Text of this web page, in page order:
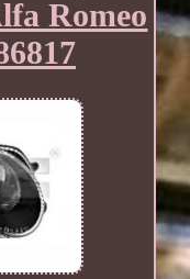
Romeo